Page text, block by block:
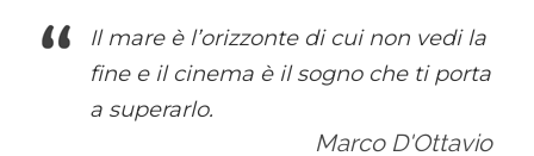
Il mare è l’orizzonte di cui non vedi la
fine e il cinema è il sogno che ti porta
a superarlo.
Marco D'Ottavio